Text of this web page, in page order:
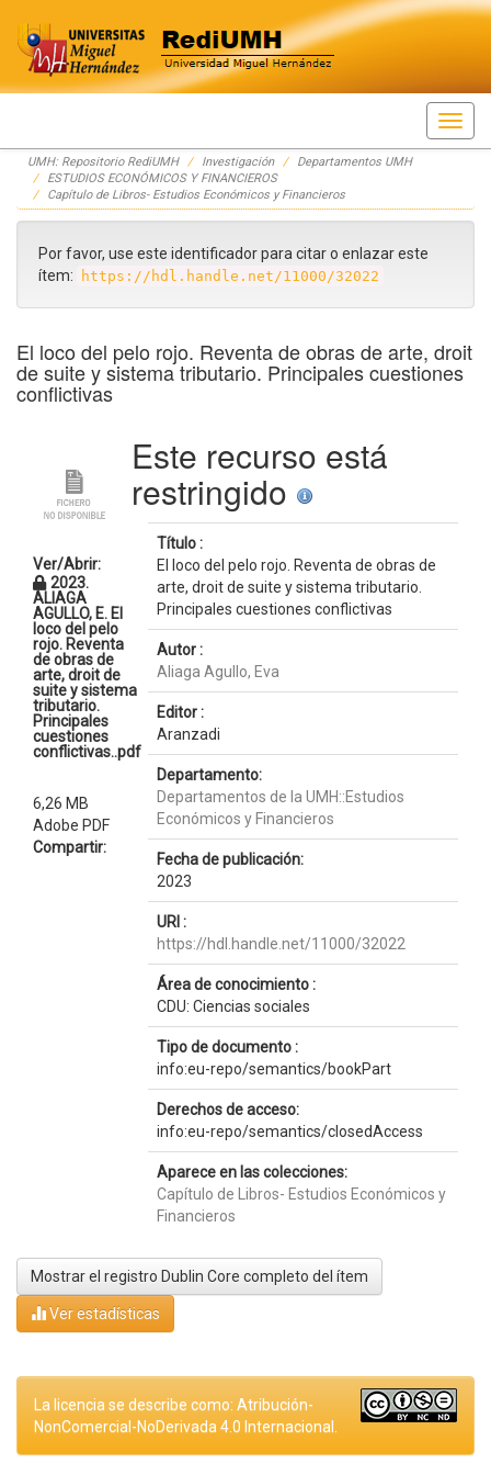
Skip
navigation
UMH: Repositorio RediUMH Investigación
Departamentos UMH
ESTUDIOS ECONÓMICOS Y FINANCIEROS
Capítulo de Libros- Estudios Económicos y Financieros
Por favor, use este identificador para citar o enlazar este
ítem:
https://hdl.handle.net/11000/32022
El loco del pelo rojo. Reventa de obras de arte, droit
de suite y sistema tributario. Principales cuestiones
conflictivas
Ver/Abrir:
2023.
ALIAGA
AGULLO, E. El
loco del pelo
rojo. Reventa
de obras de
arte, droit de
suite y sistema
tributario.
Principales
cuestiones
conflictivas..pdf
6,26 MB
Adobe PDF
Compartir:
Este recurso está
restringido
Título :
El loco del pelo rojo. Reventa de obras de
arte, droit de suite y sistema tributario.
Principales cuestiones conflictivas
Autor :
Aliaga Agullo, Eva
Editor :
Aranzadi
Departamento:
Departamentos de la UMH::Estudios
Económicos y Financieros
Fecha de publicación:
2023
URI :
https://hdl.handle.net/11000/32022
Área de conocimiento :
CDU: Ciencias sociales
Tipo de documento :
info:eu-repo/semantics/bookPart
Derechos de acceso:
info:eu-repo/semantics/closedAccess
Aparece en las colecciones:
Capítulo de Libros- Estudios Económicos y
Financieros
Mostrar el registro Dublin Core completo del ítem
Ver estadísticas
La licencia se describe como: Atribución-
NonComercial-NoDerivada 4.0 Internacional.